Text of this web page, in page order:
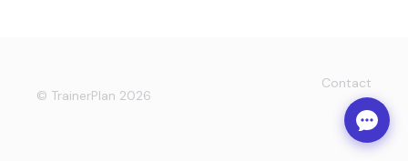
© TrainerPlan 2026
Contact